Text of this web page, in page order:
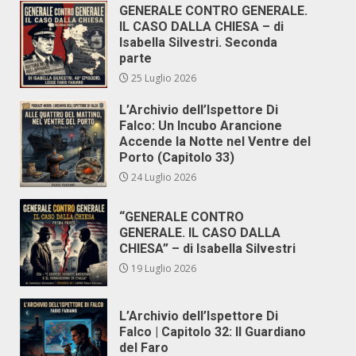
GENERALE CONTRO GENERALE.
IL CASO DALLA CHIESA – di
Isabella Silvestri. Seconda
parte
25 Luglio 2026
L’Archivio dell’Ispettore Di
Falco: Un Incubo Arancione
Accende la Notte nel Ventre del
Porto (Capitolo 33)
24 Luglio 2026
“GENERALE CONTRO
GENERALE. IL CASO DALLA
CHIESA” – di Isabella Silvestri
19 Luglio 2026
L’Archivio dell’Ispettore Di
Falco | Capitolo 32: Il Guardiano
del Faro